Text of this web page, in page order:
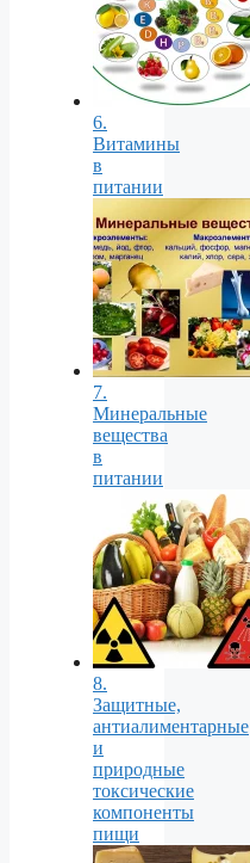
6.
Витамины
в
питании
7.
Минеральные
вещества
в
питании
8.
Защитные,
антиалиментарные
и
природные
токсические
компоненты
пищи